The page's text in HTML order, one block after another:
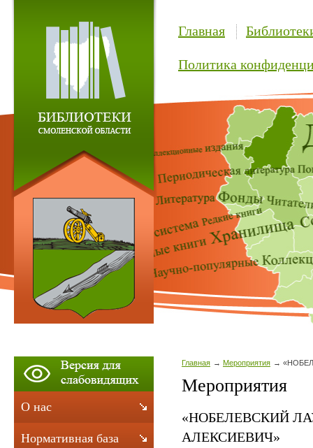
Главная
Политика
Главная Мероприятия
Мероприятия
«НОБЕЛЕВСКИЙ
АЛЕКСИЕВИЧ»
О нас
Нормативная база